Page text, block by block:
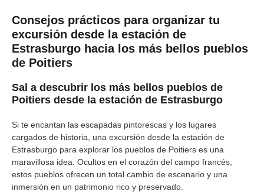
Consejos prácticos para organizar tu
excursión desde la estación de
Estrasburgo hacia los más bellos pueblos
de Poitiers
Sal a descubrir los más bellos pueblos de
Poitiers desde la estación de Estrasburgo
Si te encantan las escapadas pintorescas y los lugares
cargados de historia, una excursión desde la estación de
Estrasburgo para explorar los pueblos de Poitiers es una
maravillosa idea. Ocultos en el corazón del campo francés,
estos pueblos ofrecen un total cambio de escenario y una
inmersión en un patrimonio rico y preservado.